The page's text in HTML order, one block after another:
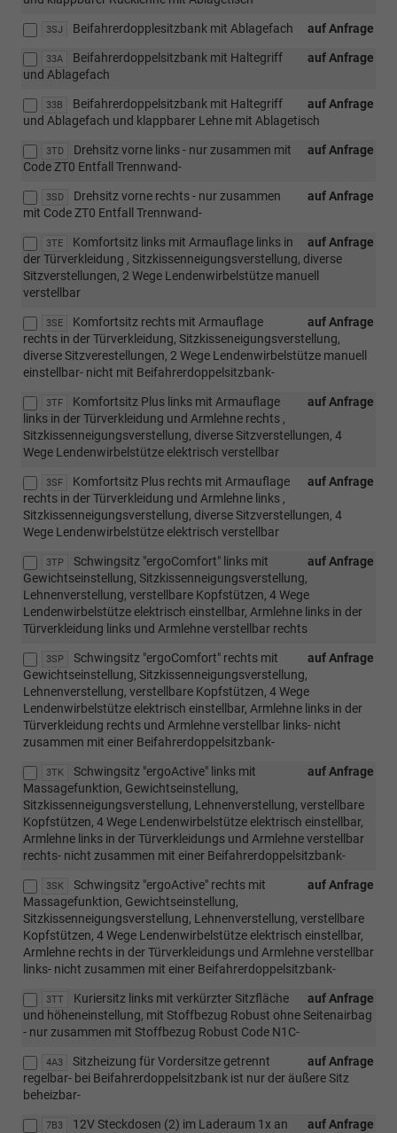
3SJ auf Anfrage
Beifahrerdopplesitzbank mit Ablagefach
33A auf Anfrage
Beifahrerdoppelsitzbank mit Haltegriff
und Ablagefach
33B auf Anfrage
Beifahrerdoppelsitzbank mit Haltegriff
und Ablagefach und klappbarer Lehne mit Ablagetisch
3TD auf Anfrage
Drehsitz vorne links - nur zusammen mit
Code ZT0 Entfall Trennwand-
3SD auf Anfrage
Drehsitz vorne rechts - nur zusammen
mit Code ZT0 Entfall Trennwand-
3TE auf Anfrage
Komfortsitz links mit Armauflage links in
der Türverkleidung , Sitzkissenneigungsverstellung, diverse
Sitzverstellungen, 2 Wege Lendenwirbelstütze manuell
verstellbar
3SE auf Anfrage
Komfortsitz rechts mit Armauflage
rechts in der Türverkleidung, Sitzkisseneigungsverstellung,
diverse Sitzverestellungen, 2 Wege Lendenwirbelstütze manuell
einstellbar- nicht mit Beifahrerdoppelsitzbank-
3TF auf Anfrage
Komfortsitz Plus links mit Armauflage
links in der Türverkleidung und Armlehne rechts ,
Sitzkissenneigungsverstellung, diverse Sitzverstellungen, 4
Wege Lendenwirbelstütze elektrisch verstellbar
3SF auf Anfrage
Komfortsitz Plus rechts mit Armauflage
rechts in der Türverkleidung und Armlehne links ,
Sitzkissenneigungsverstellung, diverse Sitzverstellungen, 4
Wege Lendenwirbelstütze elektrisch verstellbar
3TP auf Anfrage
Schwingsitz "ergoComfort" links mit
Gewichtseinstellung, Sitzkissenneigungsverstellung,
Lehnenverstellung, verstellbare Kopfstützen, 4 Wege
Lendenwirbelstütze elektrisch einstellbar, Armlehne links in der
Türverkleidung links und Armlehne verstellbar rechts
3SP auf Anfrage
Schwingsitz "ergoComfort" rechts mit
Gewichtseinstellung, Sitzkissenneigungsverstellung,
Lehnenverstellung, verstellbare Kopfstützen, 4 Wege
Lendenwirbelstütze elektrisch einstellbar, Armlehne links in der
Türverkleidung rechts und Armlehne verstellbar links- nicht
zusammen mit einer Beifahrerdoppelsitzbank-
3TK auf Anfrage
Schwingsitz "ergoActive" links mit
Massagefunktion, Gewichtseinstellung,
Sitzkissenneigungsverstellung, Lehnenverstellung, verstellbare
Kopfstützen, 4 Wege Lendenwirbelstütze elektrisch einstellbar,
Armlehne links in der Türverkleidungs und Armlehne verstellbar
rechts- nicht zusammen mit einer Beifahrerdoppelsitzbank-
3SK auf Anfrage
Schwingsitz "ergoActive" rechts mit
Massagefunktion, Gewichtseinstellung,
Sitzkissenneigungsverstellung, Lehnenverstellung, verstellbare
Kopfstützen, 4 Wege Lendenwirbelstütze elektrisch einstellbar,
Armlehne rechts in der Türverkleidungs und Armlehne verstellbar
links- nicht zusammen mit einer Beifahrerdoppelsitzbank-
3TT auf Anfrage
Kuriersitz links mit verkürzter Sitzfläche
und höheneinstellung, mit Stoffbezug Robust ohne Seitenairbag
- nur zusammen mit Stoffbezug Robust Code N1C-
4A3 auf Anfrage
Sitzheizung für Vordersitze getrennt
regelbar- bei Beifahrerdoppelsitzbank ist nur der äußere Sitz
beheizbar-
7B3 auf Anfrage
12V Steckdosen (2) im Laderaum 1x an